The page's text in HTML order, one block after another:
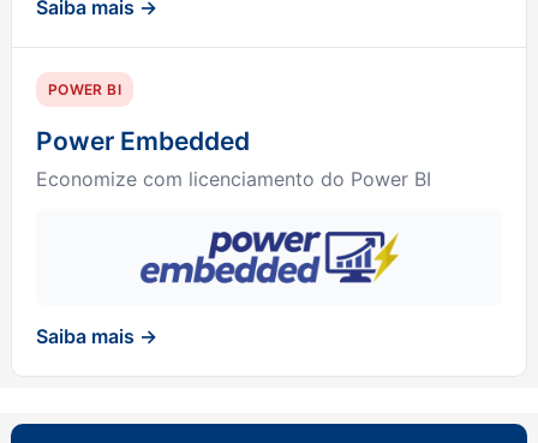
Saiba mais →
POWER BI
Power Embedded
Economize com licenciamento do Power BI
Saiba mais →